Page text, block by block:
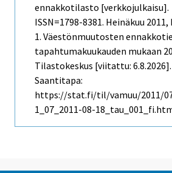
ennakkotilasto [verkkojulkaisu].
ISSN=1798-8381. Heinäkuu
1. Väestönmuutosten
tapahtumakuukauden mukaan
Tilastokeskus [viitattu: 6.8.2026].
Saantitapa:
https://stat.fi/til/vamuu/2011/
1_07_2011-08-